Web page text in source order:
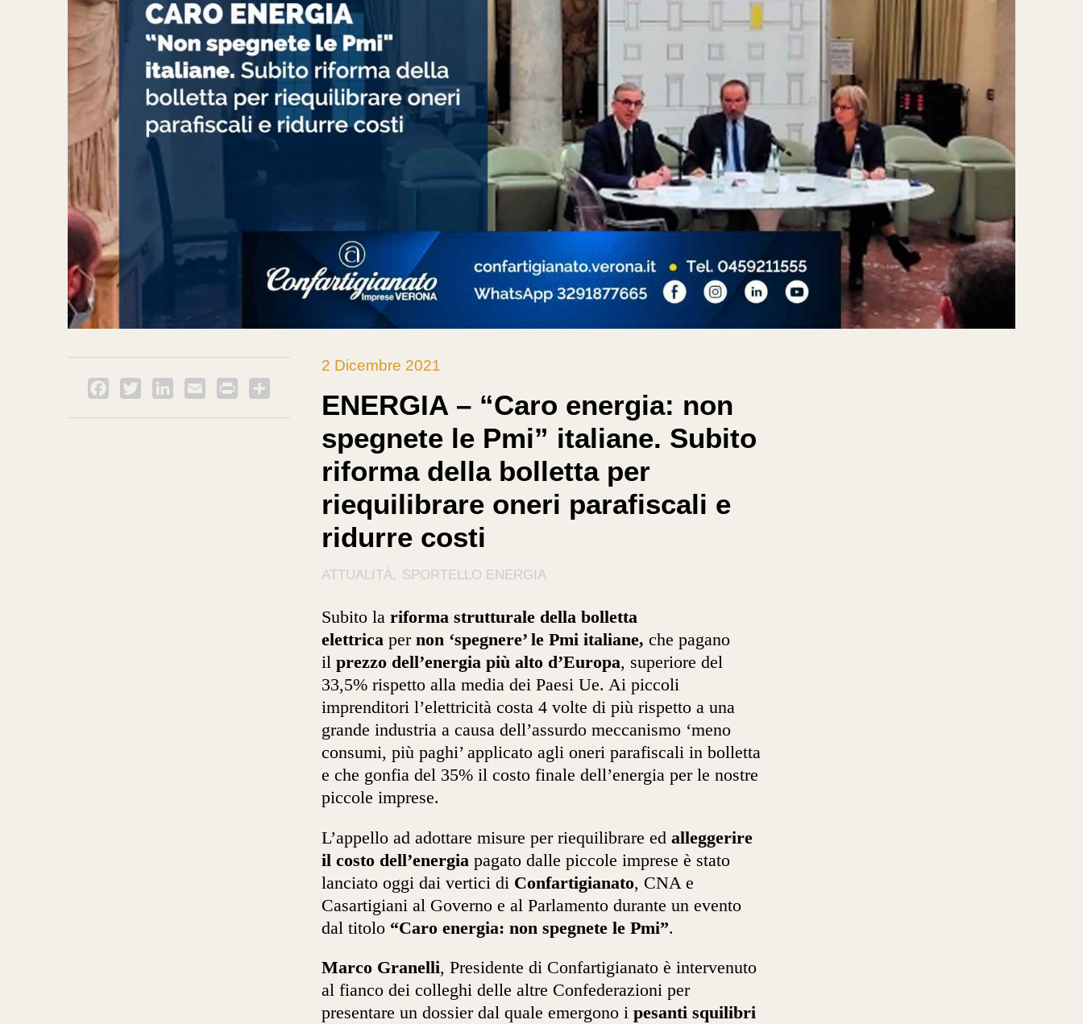
Facebook
Twitter LinkedInEmail PrintFriendly
2 Dicembre 2021
ENERGIA – “Caro energia: non
spegnete le Pmi” italiane. Subito
riforma della bolletta per
riequilibrare oneri parafiscali e
ridurre costi
ATTUALITÀ SPORTELLO ENERGIA
Subito la riforma strutturale della bolletta
elettrica per non ‘spegnere’ le Pmi italiane, che pagano
il prezzo dell’energia più alto d’Europa, superiore del
33,5% rispetto alla media dei Paesi Ue. Ai piccoli
imprenditori l’elettricità costa 4 volte di più rispetto a una
grande industria a causa dell’assurdo meccanismo ‘meno
consumi, più paghi’ applicato agli oneri parafiscali in bolletta
e che gonfia del 35% il costo finale dell’energia per le nostre
piccole imprese.
L’appello ad adottare misure per riequilibrare ed alleggerire
il costo dell’energia pagato dalle piccole imprese è stato
lanciato oggi dai vertici di Confartigianato, CNA e
Casartigiani al Governo e al Parlamento durante un evento
dal titolo “Caro energia: non spegnete le Pmi”.
Marco Granelli, Presidente di Confartigianato è intervenuto
al fianco dei colleghi delle altre Confederazioni per
presentare un dossier dal quale emergono i pesanti squilibri